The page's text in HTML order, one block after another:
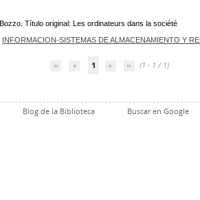
Título original: Les ordinateurs dans la société
INFORMACION-SISTEMAS DE ALMACENAMIENTO Y
1 (1 - 1 / 1)
Blog de la Biblioteca Buscar en Google